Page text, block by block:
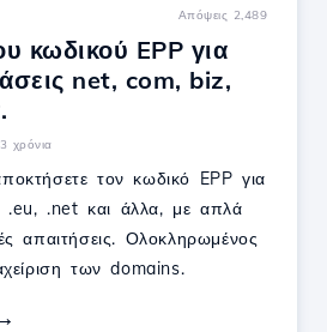
Απόψεις 2,489
κωδικού EPP για
net, com, biz,
χρόνια
τον κωδικό EPP για
.eu, .net και άλλα, με απλά
απαιτήσεις. Ολοκληρωμένος
των domains.